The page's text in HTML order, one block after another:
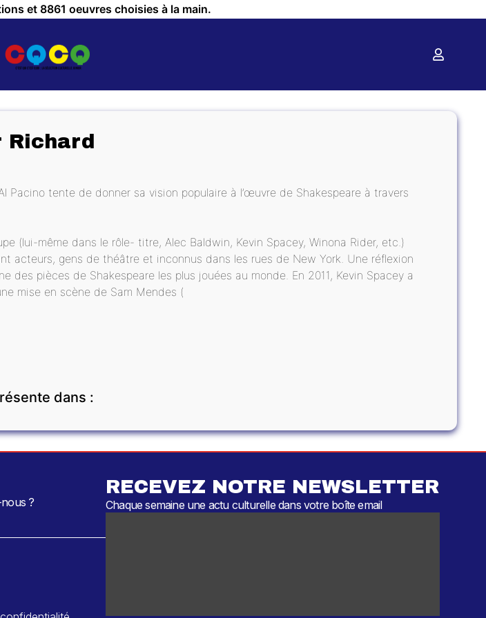
et 8861 oeuvres choisies à la main.
Richard
Pacino tente de donner sa vision populaire à l’œuvre de Shakespeare à travers
(lui-même dans le rôle- titre, Alec Baldwin, Kevin Spacey, Winona Rider, etc.)
acteurs, gens de théâtre et inconnus dans les rues de New York. Une réflexion
des pièces de Shakespeare les plus jouées au monde. En 2011, Kevin Spacey a
mise en scène de Sam Mendes (
dans :
?
RECEVEZ NOTRE NEWSLETTER
Chaque semaine une actu culturelle dans votre boîte email